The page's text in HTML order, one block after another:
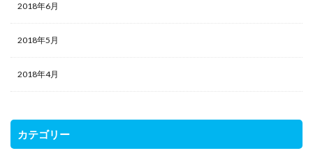
2018年6月
2018年5月
2018年4月
カテゴリー